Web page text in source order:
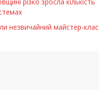
незвичайний майстер-клас